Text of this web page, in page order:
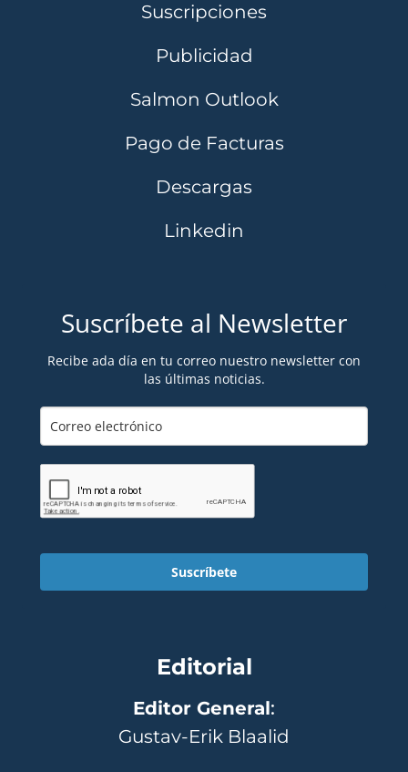
Suscripciones
Publicidad
Salmon Outlook
Pago de Facturas
Descargas
Linkedin
Suscríbete al Newsletter
Recibe ada día en tu correo nuestro newsletter con
las últimas noticias.
Suscríbete
Editorial
Editor General:
Gustav-Erik Blaalid